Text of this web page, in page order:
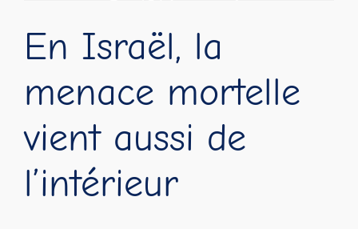
En Israël, la
menace mortelle
vient aussi de
l’intérieur